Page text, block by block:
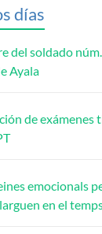
días
del soldado
Ayala
de exámenes
emocionals
en el